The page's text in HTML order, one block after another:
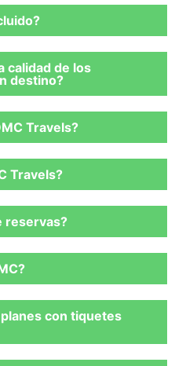
calidad de los
destino?
Travels?
Travels?
reservas?
con tiquetes